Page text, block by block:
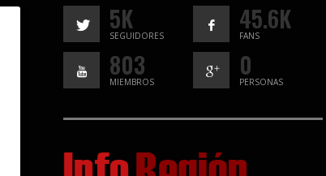
5K
SEGUIDORES
45.6K
FANS
803
MIEMBROS
0
PERSONAS